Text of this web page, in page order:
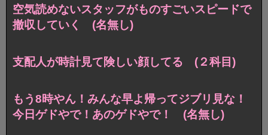
空気読めないスタッフがものすごいスピードで
撤収していく (名無し)
支配人が時計見て険しい顔してる (２科目)
もう8時やん！みんな早よ帰ってジブリ見な！
今日ゲドやで！あのゲドやで！ (名無し)